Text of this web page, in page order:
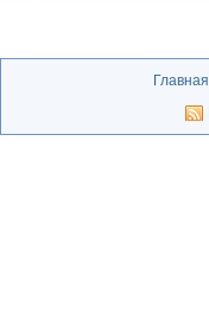
Главная